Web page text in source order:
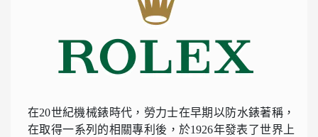
在20世紀機械錶時代，勞力士在早期以防水錶著稱，
在取得一系列的相關專利後，於1926年發表了世界上